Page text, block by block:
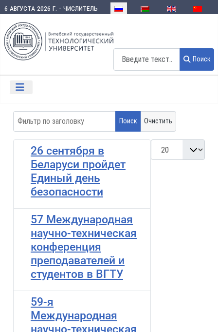
6 августа 2026 г. - числитель Выберите язык
Поиск
Фильтр по заголовку
Поиск Очистить
Кол-во строк:
26 сентября в
Беларуси пройдет
Единый день
безопасности
57 Международная
научно-техническая
конференция
преподавателей и
студентов в ВГТУ
59-я
Международная
научно-техническая